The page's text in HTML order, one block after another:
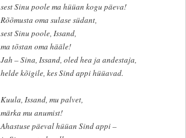
sest Sinu poole ma hüüan kogu päeva!
Rõõmusta oma sulase südant,
sest Sinu poole, Issand,
ma tõstan oma hääle!
Jah – Sina, Issand, oled hea ja andestaja,
helde kõigile, kes Sind appi hüüavad.
Kuula, Issand, mu palvet,
märka mu anumist!
Ahastuse päeval hüüan Sind appi –